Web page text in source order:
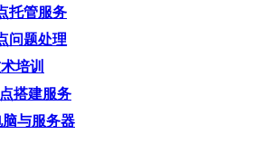
托管服务
问题处理
培训
搭建服务
与服务器